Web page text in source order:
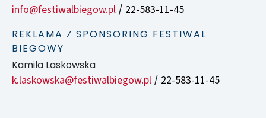
info@festiwalbiegow.pl / 22-583-11-45
REKLAMA ⁄ SPONSORING FESTIWAL
BIEGOWY
Kamila Laskowska
k.laskowska@festiwalbiegow.pl / 22-583-11-45